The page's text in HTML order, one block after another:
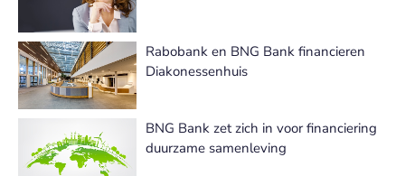
Rabobank en BNG Bank financieren
Diakonessenhuis
BNG Bank zet zich in voor financiering
duurzame samenleving